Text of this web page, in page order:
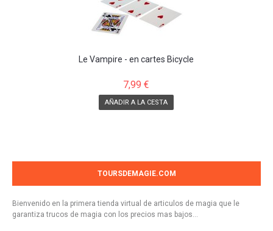
Le Vampire - en cartes Bicycle
7,99 €
AÑADIR A LA CESTA
TOURSDEMAGIE.COM
Bienvenido en la primera tienda virtual de articulos de magia que le
garantiza trucos de magia con los precios mas bajos...